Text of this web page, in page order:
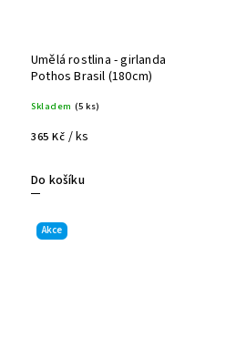
Umělá rostlina - girlanda
Pothos Brasil (180cm)
Skladem (5 ks)
365 Kč / ks
Do košíku
Akce